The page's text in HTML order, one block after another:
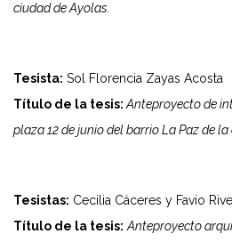
ciudad de Ayolas.
Tesista: Sol Florencia Zayas Acosta
Título de la tesis:Anteproyecto de
plaza 12 de junio del barrio La Paz de
Tesistas: Cecilia Cáceres y Favio
Título de la tesis: Anteproyecto